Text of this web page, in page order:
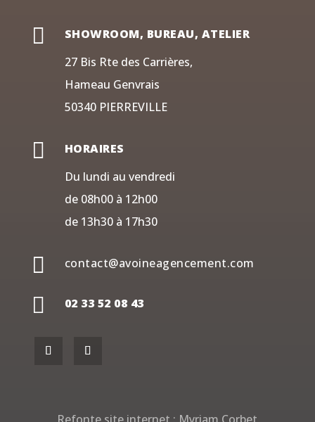

SHOWROOM, BUREAU, ATELIER
27 Bis Rte des Carrières,
Hameau Genvrais
50340 PIERREVILLE

HORAIRES
Du lundi au vendredi
de 08h00 à 12h00
de 13h30 à 17h30
 contact@avoineagencement.com
 02 33 52 08 43